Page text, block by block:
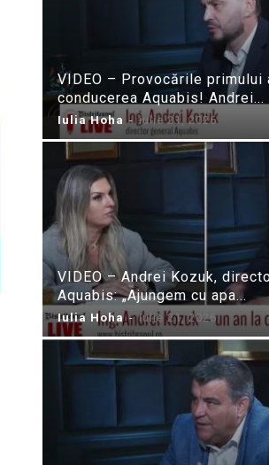
VIDEO – Provocările primului
conducerea Aquabis! Andrei...
Iulia Hoha - iulie 21, 2026
VIDEO – Andrei Kozuk,
Aquabis: „Ajungem cu apa...
Iulia Hoha - iulie 21, 2026